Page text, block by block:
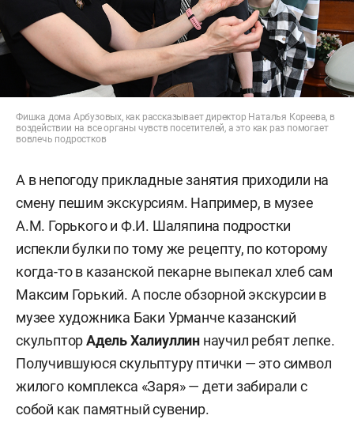
Фишка дома Арбузовых, как рассказывает директор Наталья Кореева, в
воздействии на все органы чувств посетителей, а это как раз помогает
вовлечь подростков
А в непогоду прикладные занятия приходили на
смену пешим экскурсиям. Например, в музее
А.М. Горького и Ф.И. Шаляпина подростки
испекли булки по тому же рецепту, по которому
когда-то в казанской пекарне выпекал хлеб сам
Максим Горький. А после обзорной экскурсии в
музее художника Баки Урманче казанский
скульпторАдель Халиуллин научил ребят лепке.
Получившуюся скульптуру птички — это символ
жилого комплекса «Заря» — дети забирали с
собой как памятный сувенир.